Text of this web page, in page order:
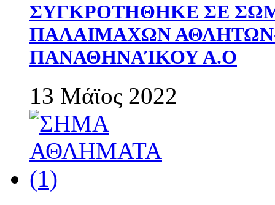
ΣΥΓΚΡΟΤΗΘΗΚΕ ΣΕ
ΠΑΛΑΙΜΑΧΩΝ
ΠΑΝΑΘΗΝΑΊΚΟΥ Α.Ο
13 Μάϊος 2022